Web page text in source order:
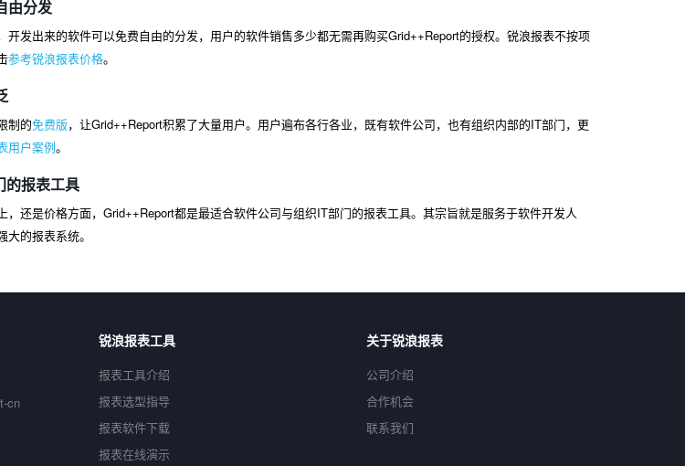
由分发
开发出来的软件可以免费自由的分发，用户的软件销售多少都无需再购买Grid++Report的授权。锐浪报表不按项
参考锐浪报表价格。
制的免费版，让Grid++Report积累了大量用户。用户遍布各行各业，既有软件公司，也有组织内部的IT部门，更
用户案例。
的报表工具
，还是价格方面，Grid++Report都是最适合软件公司与组织IT部门的报表工具。其宗旨就是服务于软件开发人
的报表系统。
cn
锐浪报表工具
报表工具介绍
报表选型指导
报表软件下载
报表在线演示
关于锐浪报表
公司介绍
合作机会
联系我们